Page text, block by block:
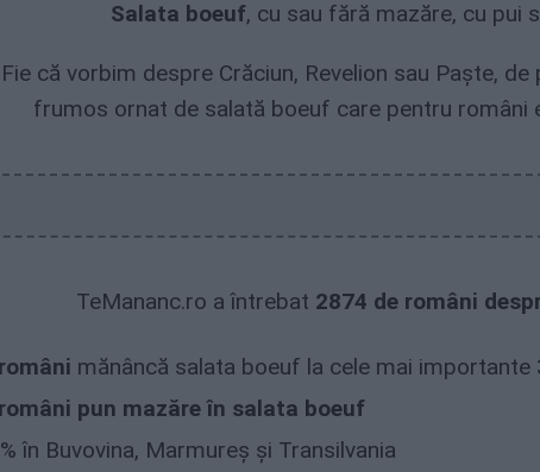
Salata boeuf, cu sau fără mazăre, cu pui
Fie că vorbim despre Crăciun, Revelion sau Paște,
frumos ornat de salată boeuf care pentru români
TeMananc.ro a întrebat 2874 de români
mănâncă salata boeuf la cele mai importante
pun mazăre în salata boeuf
în Buvovina, Marmureș și Transilvania